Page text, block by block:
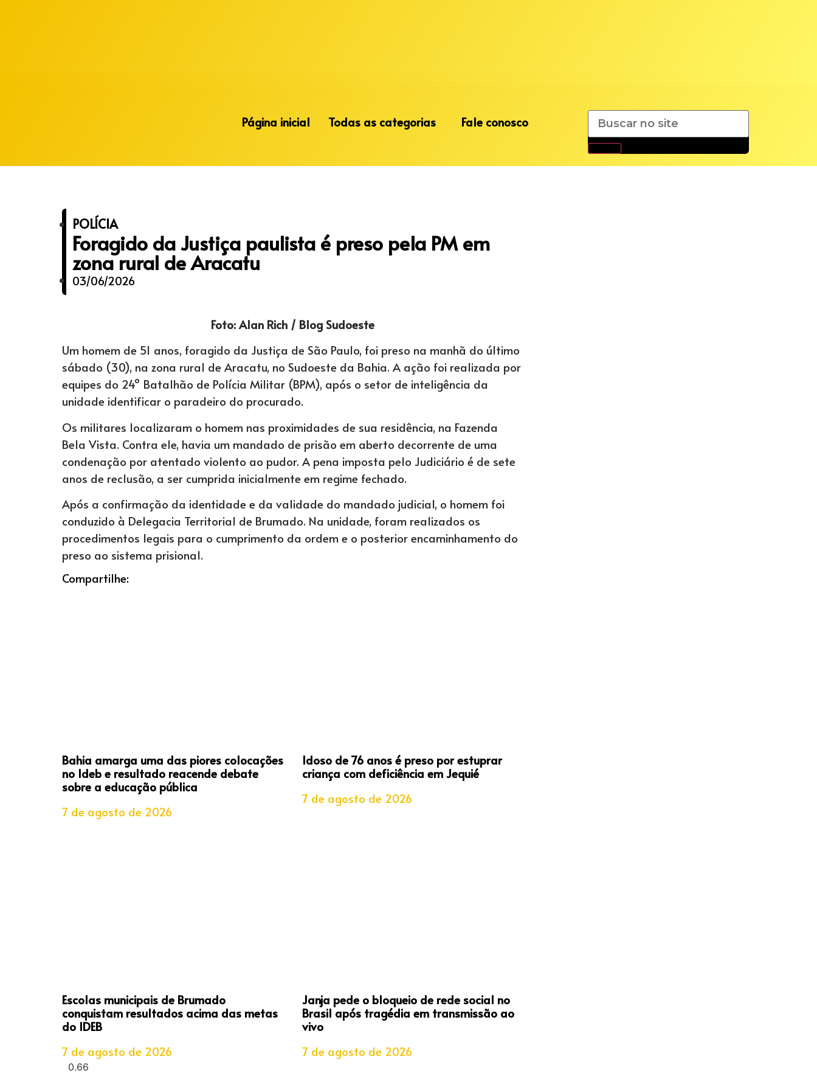
Página inicial Todas as categorias Fale conosco
POLÍCIA
Foragido da Justiça paulista é preso pela PM em
zona rural de Aracatu
03/06/2026
Foto: Alan Rich / Blog Sudoeste
Um homem de 51 anos, foragido da Justiça de São Paulo, foi preso na manhã do último
sábado (30), na zona rural de Aracatu, no Sudoeste da Bahia. A ação foi realizada por
equipes do 24º Batalhão de Polícia Militar (BPM), após o setor de inteligência da
unidade identificar o paradeiro do procurado.
Os militares localizaram o homem nas proximidades de sua residência, na Fazenda
Bela Vista. Contra ele, havia um mandado de prisão em aberto decorrente de uma
condenação por atentado violento ao pudor. A pena imposta pelo Judiciário é de sete
anos de reclusão, a ser cumprida inicialmente em regime fechado.
Após a confirmação da identidade e da validade do mandado judicial, o homem foi
conduzido à Delegacia Territorial de Brumado. Na unidade, foram realizados os
procedimentos legais para o cumprimento da ordem e o posterior encaminhamento do
preso ao sistema prisional.
Compartilhe:
Bahia amarga uma das piores colocações
no Ideb e resultado reacende debate
sobre a educação pública
7 de agosto de 2026
Idoso de 76 anos é preso por estuprar
criança com deficiência em Jequié
7 de agosto de 2026
Escolas municipais de Brumado
conquistam resultados acima das metas
do IDEB
7 de agosto de 2026
Janja pede o bloqueio de rede social no
Brasil após tragédia em transmissão ao
vivo
7 de agosto de 2026